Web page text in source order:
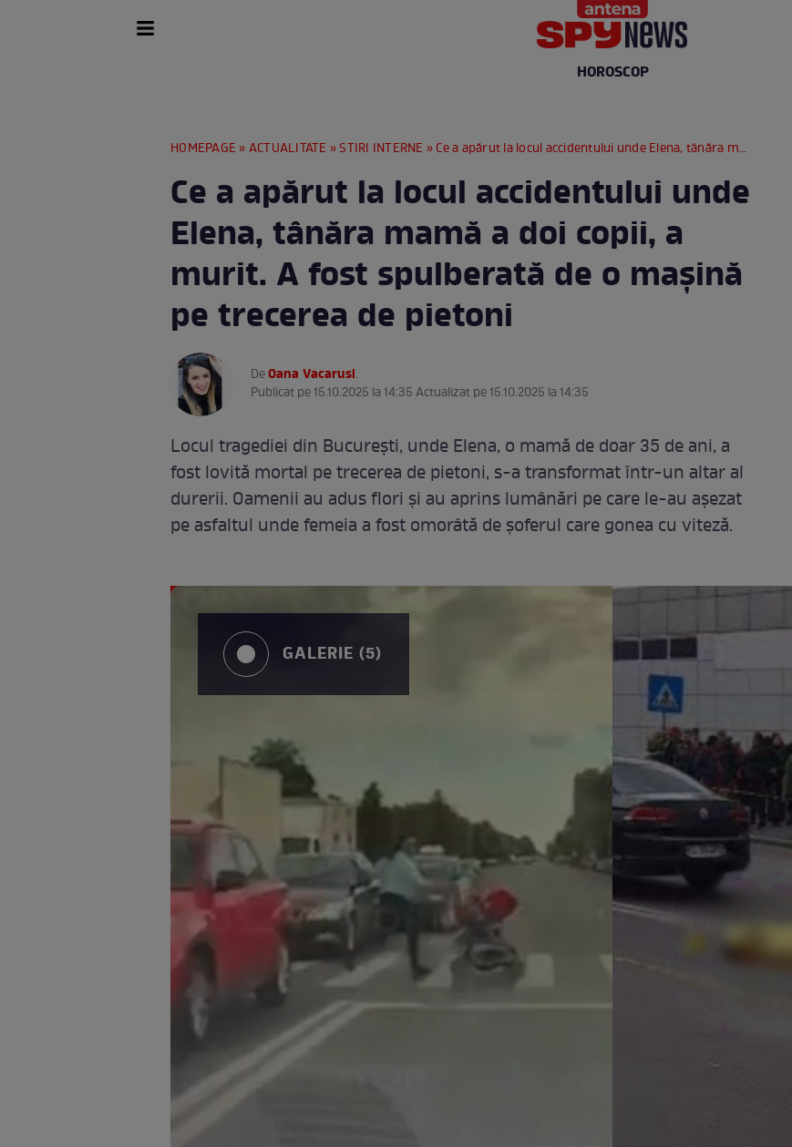
HOROSCOP
HOMEPAGE »ACTUALITATE »STIRI INTERNE » Ce a apărut la locul accidentului unde Elena, tânăra mamă a doi copii, a murit. A fost spulberată de o mașină pe trecerea de pietoni
Ce a apărut la locul accidentului unde
Elena, tânăra mamă a doi copii, a
murit. A fost spulberată de o mașină
pe trecerea de pietoni
DeOana Vacarusi.
Publicat pe 15.10.2025 la 14:35 Actualizat pe 15.10.2025 la 14:35
Locul tragediei din București, unde Elena, o mamă de doar 35 de ani, a
fost lovită mortal pe trecerea de pietoni, s-a transformat într-un altar al
durerii. Oamenii au adus flori și au aprins lumânări pe care le-au așezat
pe asfaltul unde femeia a fost omorâtă de șoferul care gonea cu viteză.
GALERIE (5)